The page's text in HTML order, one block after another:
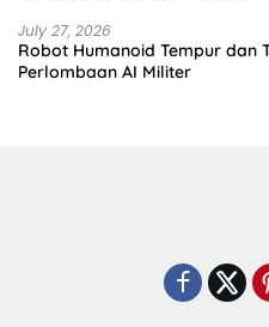
July 27, 2026
Robot Humanoid Tempur dan
Perlombaan AI Militer